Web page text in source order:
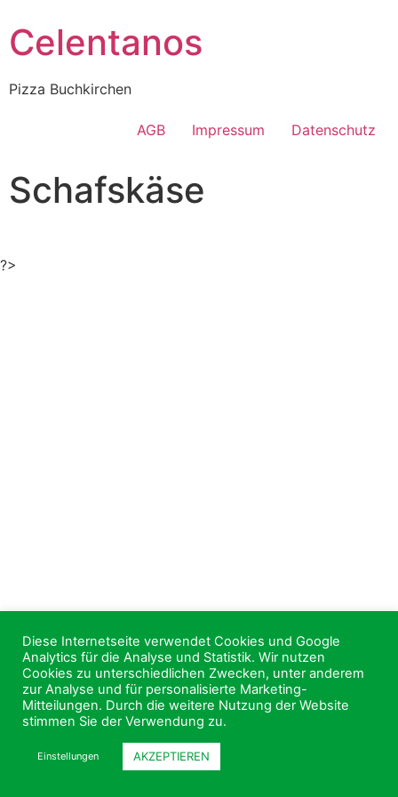
Celentanos
Pizza Buchkirchen
AGB Impressum Datenschutz
Schafskäse
Diese Internetseite verwendet Cookies und Google
Analytics für die Analyse und Statistik. Wir nutzen
Cookies zu unterschiedlichen Zwecken, unter anderem
zur Analyse und für personalisierte Marketing-
Mitteilungen. Durch die weitere Nutzung der Website
stimmen Sie der Verwendung zu.
Einstellungen AKZEPTIEREN
?>